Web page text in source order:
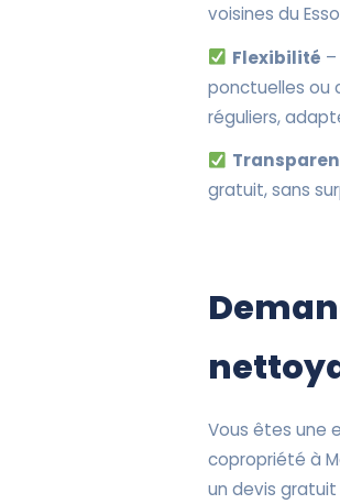
voisines du
Flexibilité
ponctuelles ou
réguliers,
gratuit, sans
Vous êtes une
copropriété à
un devis